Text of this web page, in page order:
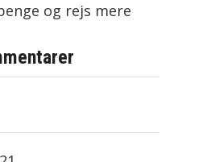
og rejs mere